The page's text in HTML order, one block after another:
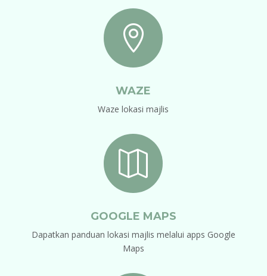

WAZE
Waze lokasi majlis

GOOGLE MAPS
Dapatkan panduan lokasi majlis melalui apps Google
Maps